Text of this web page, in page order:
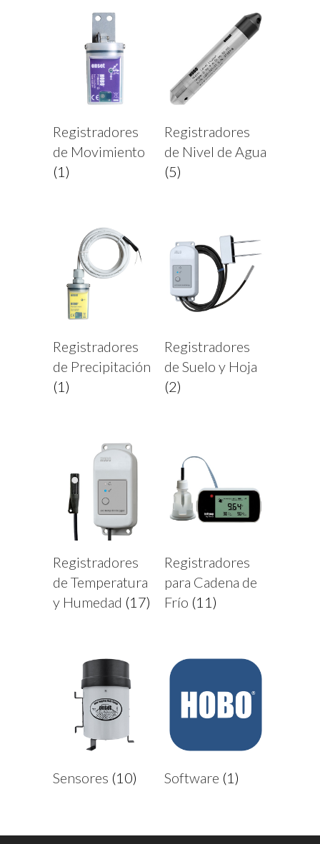
Registradores
de Movimiento
(1)
Registradores
de Nivel de Agua
(5)
Registradores
de Precipitación
(1)
Registradores
de Suelo y Hoja
(2)
Registradores
de Temperatura
y Humedad (17)
Registradores
para Cadena de
Frío (11)
Sensores (10) Software (1)